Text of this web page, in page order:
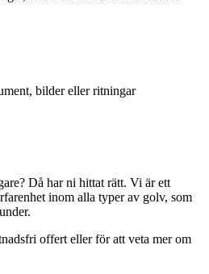
bilder eller ritningar
Då har ni hittat rätt. Vi är ett
inom alla typer av golv, som
offert eller för att veta mer om